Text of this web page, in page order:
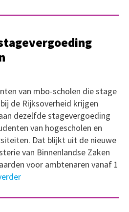
van mbo-scholen die stage
de Rijksoverheid krijgen
dezelfde stagevergoeding
van hogescholen en
Dat blijkt uit de nieuwe
van Binnenlandse Zaken
voor ambtenaren vanaf 1